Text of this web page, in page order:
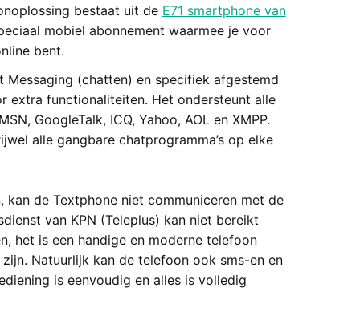
bestaat uit de E71 smartphone van
mobiel abonnement waarmee je voor
bent.
(chatten) en specifiek afgestemd
extra functionaliteiten. Het ondersteunt alle
GoogleTalk, ICQ, Yahoo, AOL en XMPP.
alle gangbare chatprogramma’s op elke
de Textphone niet communiceren met de
van KPN (Teleplus) kan niet bereikt
het is een handige en moderne telefoon
Natuurlijk kan de telefoon ook sms-en en
is eenvoudig en alles is volledig